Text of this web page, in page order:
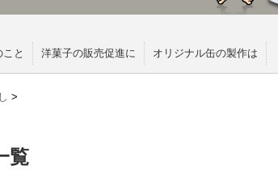
と 洋菓子の販売促進に オリジナル缶の製作は
>
覧